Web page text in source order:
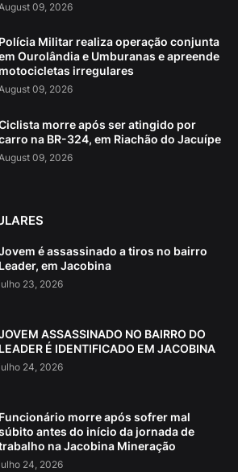
09, 2026
Polícia Militar realiza operação conjunta
Ourolândia e Umburanas e apreende
motocicletas irregulares
09, 2026
morre após ser atingido por
na BR-324, em Riachão do Jacuípe
09, 2026
é assassinado a tiros no bairro
Leader, em Jacobina
23, 2026
ASSASSINADO NO BAIRRO DO
LEADER É IDENTIFICADO EM JACOBINA
24, 2026
Funcionário morre após sofrer mal
antes do início da jornada de
na Jacobina Mineração
24, 2026